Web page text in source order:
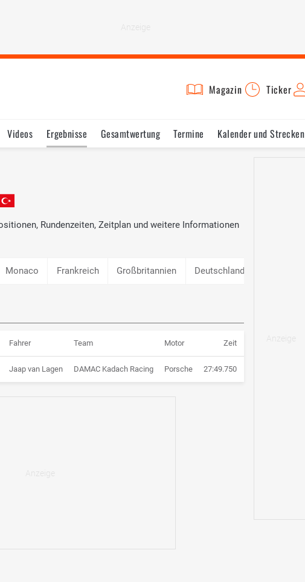
Magazin Ticker
Videos Ergebnisse Gesamtwertung Termine Kalender und Strecken
Rundenzeiten, Zeitplan und weitere Informationen
Monaco Frankreich Großbritannien Deutschland
Fahrer Team Motor Zeit
Jaap van Lagen DAMAC Kadach Racing Porsche 27:49.750